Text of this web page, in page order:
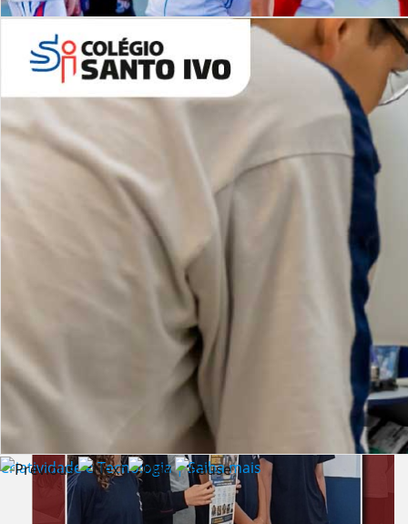
Desafios | Saiba mais
Criatividade e Tecnologia | Saiba mais